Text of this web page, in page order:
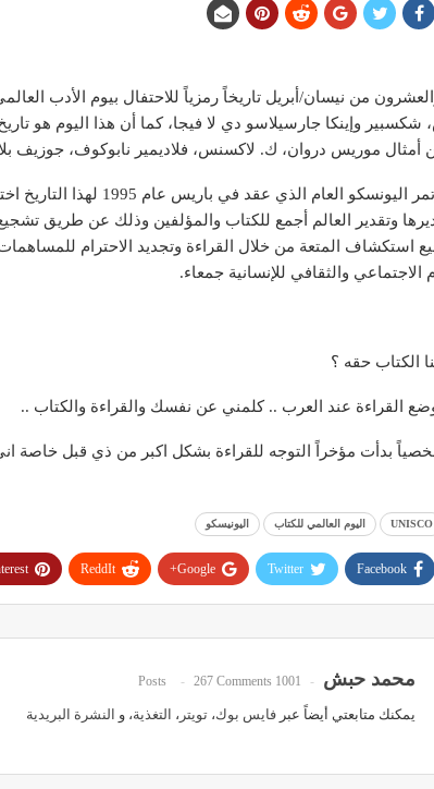
وإينكا جارسيلاسو دي لا فيجا، كما أن هذا اليوم هو
أمثال موريس دروان، ك. لاكسنس، فلاديمير نابوكوف، جوزيف بلا
كان اختيار مؤتمر اليونسكو
وتقدير العالم أجمع للكتاب والمؤلفين وذلك عن طريق
استكشاف المتعة من خلال القراءة وتجديد الاحترام للمساهمات
الاجتماعي والثقافي للإنسانية جمعاء.
الكتاب حقه ؟
القراءة عند العرب .. كلمني عن نفسك والقراءة والكتاب ..
بدأت مؤخراً التوجه للقراءة بشكل اكبر من ذي قبل خاصة
UNISCO اليوم العالمي للكتاب اليونيسكو
Facebook
Twitter
Google+
ReddIt
محمد حبش 1001 Posts
267 Comments
يمكنك متابعتي أيضاً عبر فايس بوك، تويتر ، التغذية، و النشرة البريدية